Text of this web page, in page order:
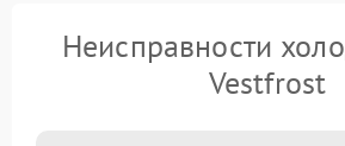
Неисправности
Vestfrost